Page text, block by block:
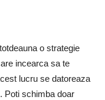
o strategie
incearca sa te
lucru se datoreaza
Poti schimba doar